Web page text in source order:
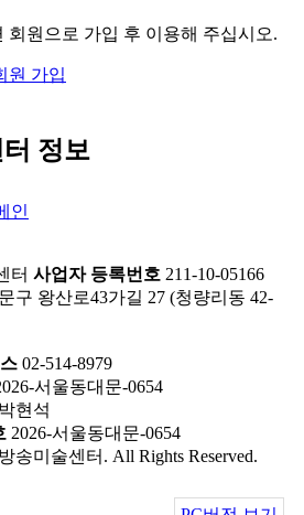
회원으로 가입 후 이용해 주십시오.
원 가입
정보
터 사업자 등록번호 211-10-05166
구 왕산로43가길 27 (청량리동 42-
02-514-8979
서울동대문-0654
현석
2026-서울동대문-0654
송미술센터. All Rights Reserved.